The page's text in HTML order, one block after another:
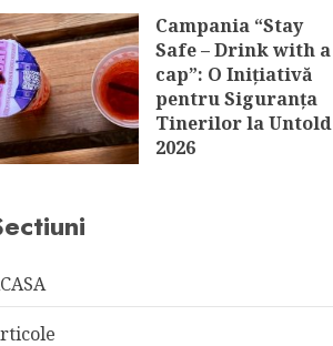
Campania “Stay
Safe – Drink with a
cap”: O Inițiativă
pentru Siguranța
Tinerilor la Untold
2026